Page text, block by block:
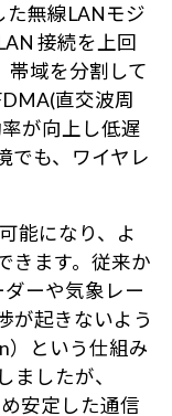
た無線LANモジ
接続を上回
帯域を分割して
直交波周
が向上し低遅
でも、ワイヤレ
能になり、よ
きます。従来か
ーや気象レー
が起きないよう
）という仕組み
ましたが、
安定した通信